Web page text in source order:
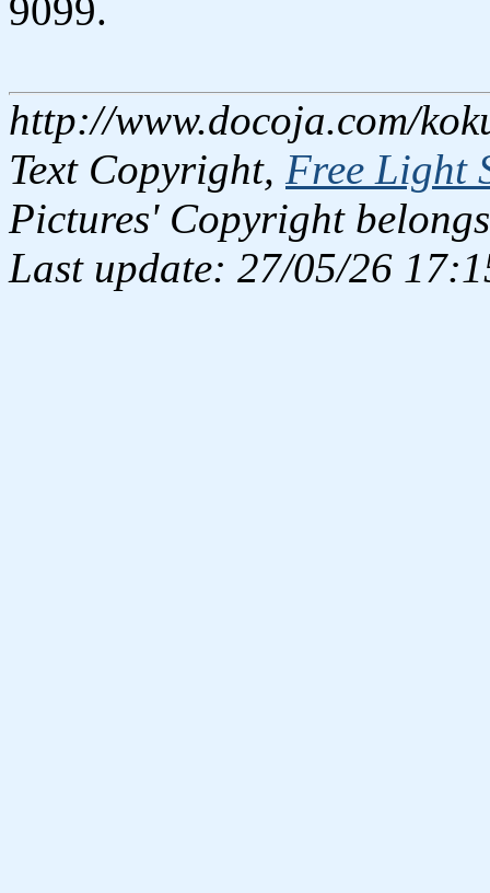
9099.
http://www.docoja.com/
Text Copyright, Free Light
Pictures' Copyright
Last update: 27/05/26